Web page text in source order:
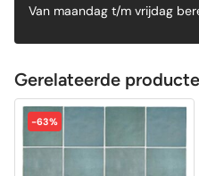
Van maandag t/m vrijdag
Gerelateerde
-63%